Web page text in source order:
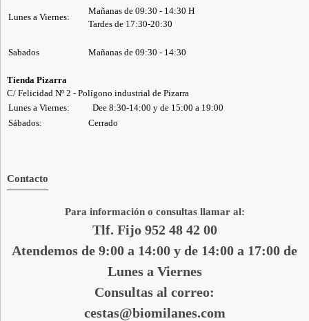
Lunes a Viernes:
Mañanas de 09:30 - 14:30 H
Tardes de 17:30-20:30
Sabados Mañanas de 09:30 - 14:30
Tienda Pizarra
C/ Felicidad Nº 2 - Polígono industrial de Pizarra
Lunes a Viernes:
Dee 8:30-14:00 y de 15:00 a 19:00
Sábados:
Cerrado
Contacto
Para información o consultas llamar al:
Tlf. Fijo 952 48 42 00
Atendemos de 9:00 a 14:00 y de 14:00 a 17:00 de
Lunes a Viernes
Consultas al correo:
cestas@biomilanes.com